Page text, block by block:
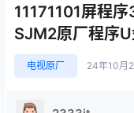
11171101屏程
SJM2原厂程序
电视原厂 24年10月